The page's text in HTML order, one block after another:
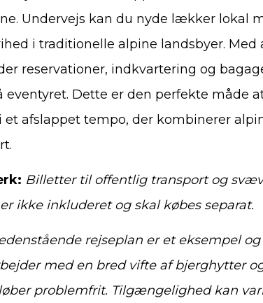
Undervejs kan du nyde lækker lokal
i traditionelle alpine landsbyer.
reservationer, indkvartering og
eventyret. Dette er den perfekte måde
et afslappet tempo, der kombinerer
Billetter til offentlig transport og
ikke inkluderet og skal købes separat.
rejseplan er et eksempel
med en bred vifte af bjerghytter
problemfrit. Tilgængelighed kan